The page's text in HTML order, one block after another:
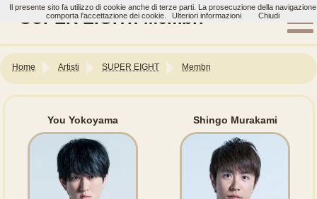
SUPER EIGHT: Membri
Home Artisti SUPER EIGHT Membri
You Yokoyama Shingo Murakami
Il presente sito fa utilizzo di cookie anche di terze parti. La prosecuzione della navigazione
comporta l'accettazione dei cookie.
Ulteriori informazioni Chiudi